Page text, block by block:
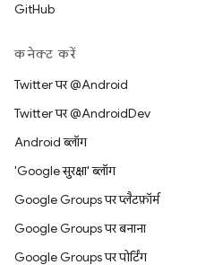
GitHub
कनेक्ट करें
Twitter पर @Android
Twitter पर @AndroidDev
Android ब्लॉग
'Google सुरक्षा' ब्लॉग
Google Groups पर प्लैटफ़ॉर्म
Google Groups पर बनाना
Google Groups पर पोर्टिंग